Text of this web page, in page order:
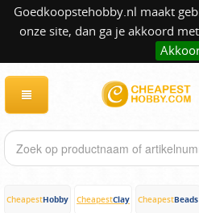
Goedkoopstehobby.nl maakt
onze site, dan ga je akkoord
CheapestHobby CheapestClay CheapestBeads